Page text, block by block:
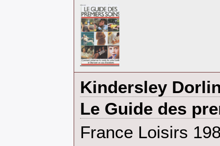
‎Kindersley
‎Le Guide des
‎France Loisirs